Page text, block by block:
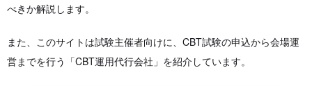
べきか解説します。
また、このサイトは試験主催者向けに、CBT試験の申込から会場運
営までを行う「CBT運用代行会社」を紹介しています。